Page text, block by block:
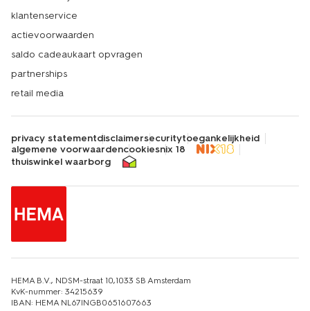
klantenservice
actievoorwaarden
saldo cadeaukaart opvragen
partnerships
retail media
privacy statementdisclaimersecuritytoegankelijkheid
algemene voorwaardencookiesnix 18
thuiswinkel waarborg
HEMA B.V., NDSM-straat 10,1033 SB Amsterdam
KvK-nummer: 34215639
IBAN: HEMA NL67INGB0651607663